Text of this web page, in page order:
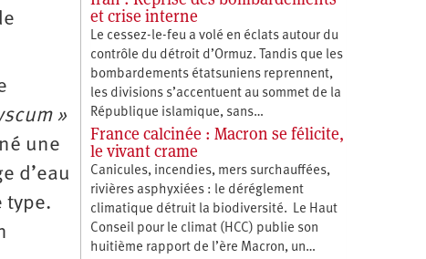
»
une
d’eau
type.
et crise interne
Le cessez-le-feu a volé en éclats autour du
contrôle du détroit d’Ormuz. Tandis que les
bombardements étatsuniens reprennent,
les divisions s’accentuent au sommet de la
République islamique, sans…
France calcinée : Macron se félicite,
le vivant crame
Canicules, incendies, mers surchauffées,
rivières asphyxiées : le déréglement
climatique détruit la biodiversité. Le Haut
Conseil pour le climat (HCC) publie son
huitième rapport de l’ère Macron, un…